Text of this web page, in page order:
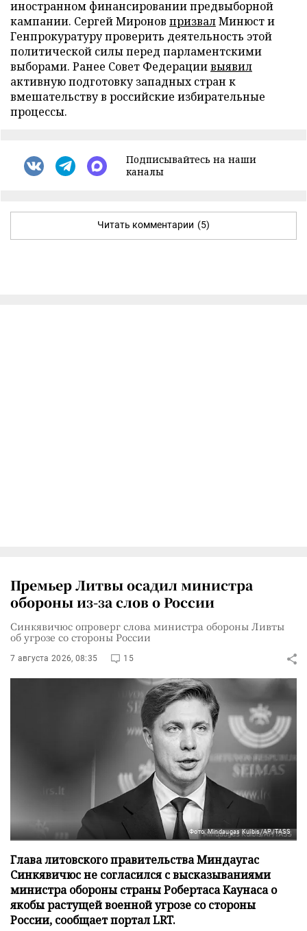
иностранном финансировании предвыборной
кампании. Сергей Миронов призвалМинюст и
Генпрокуратуру проверить деятельность этой
политической силы перед парламентскими
выборами. Ранее Совет Федерациивыявил
активную подготовку западных стран к
вмешательству в российские избирательные
процессы.
Подписывайтесь на наши
каналы
Читать комментарии (5)
Премьер Литвы осадил министра
обороны из-за слов о России
Синкявичюс опроверг слова министра обороны Ливты
об угрозе со стороны России
7 августа 2026, 08:35 15
Фото: Mindaugas Kulbis/AP/TASS
Глава литовского правительства Миндаугас
Синкявичюс не согласился с высказываниями
министра обороны страны Робертаса Каунаса о
якобы растущей военной угрозе со стороны
России, сообщает портал LRT.